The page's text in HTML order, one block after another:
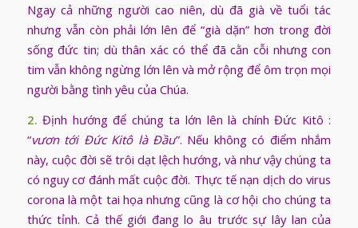
Ngay cả những người cao niên, dù đã già về tuổi tác
nhưng vẫn còn phải lớn lên để “già dặn” hơn trong đời
sống đức tin; dù thân xác có thể đã cằn cỗi nhưng con
tim vẫn không ngừng lớn lên và mở rộng để ôm trọn mọi
người bằng tình yêu của Chúa.
2. Định hướng để chúng ta lớn lên là chính Đức Kitô :
“vươn tới Đức Kitô là Đầu”. Nếu không có điểm nhắm
này, cuộc đời sẽ trôi dạt lệch hướng, và như vậy chúng ta
có nguy cơ đánh mất cuộc đời. Thực tế nạn dịch do virus
corona là một tai họa nhưng cũng là cơ hội cho chúng ta
thức tỉnh. Cả thế giới đang lo âu trước sự lây lan của